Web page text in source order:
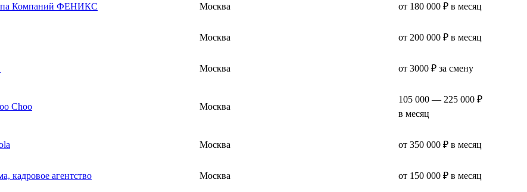
Компаний ФЕНИКС Москва от 180 000 ₽ в месяц
Москва от 200 000 ₽ в месяц
Москва от 3000 ₽ за смену
Choo Москва
105 000 — 225 000 ₽
в месяц
Москва от 350 000 ₽ в месяц
кадровое агентство Москва от 150 000 ₽ в месяц